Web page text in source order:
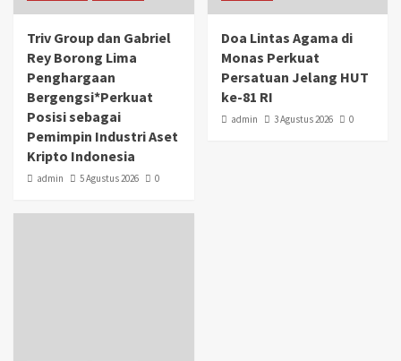
Triv Group dan Gabriel
Rey Borong Lima
Penghargaan
Bergengsi*Perkuat
Posisi sebagai
Pemimpin Industri Aset
Kripto Indonesia
admin 5 Agustus 2026 0
Doa Lintas Agama di
Monas Perkuat
Persatuan Jelang HUT
ke-81 RI
admin 3 Agustus 2026 0